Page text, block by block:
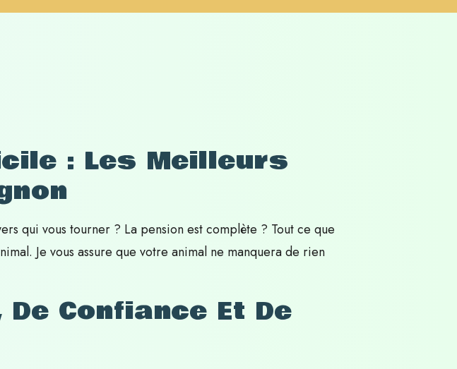
: Les Meilleurs
qui vous tourner ? La pension est complète ? Tout ce que
Je vous assure que votre animal ne manquera de rien
Confiance Et De